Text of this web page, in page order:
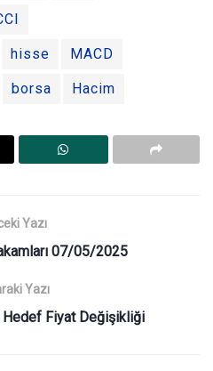
hisse MACD
borsa Hacim
Yazı
07/05/2025
Yazı
Hedef Fiyat Değişikliği